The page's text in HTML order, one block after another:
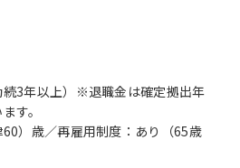
3年以上）※退職金は確定拠出年
す。
）歳／再雇用制度：あり（65歳